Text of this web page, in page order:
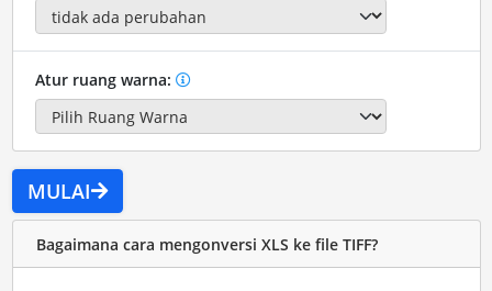
Atur ruang warna:
MULAI
Bagaimana cara mengonversi XLS ke file TIFF?